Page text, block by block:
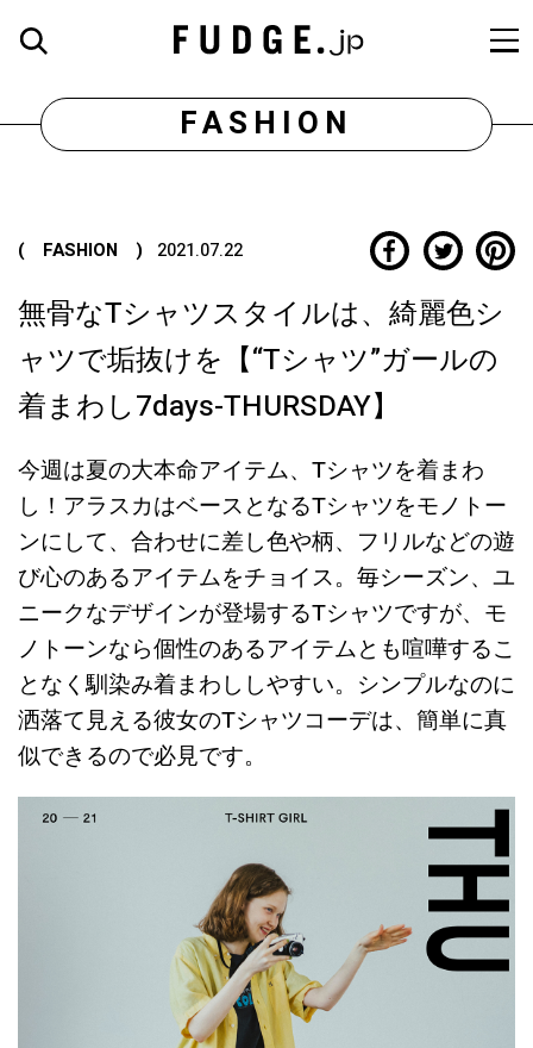
FASHION
( FASHION ) 2021.07.22
無骨なTシャツスタイルは、綺麗色シ
ャツで垢抜けを【“Tシャツ”ガールの
着まわし7days-THURSDAY】
今週は夏の大本命アイテム、Tシャツを着まわ
し！アラスカはベースとなるTシャツをモノトー
ンにして、合わせに差し色や柄、フリルなどの遊
び心のあるアイテムをチョイス。毎シーズン、ユ
ニークなデザインが登場するTシャツですが、モ
ノトーンなら個性のあるアイテムとも喧嘩するこ
となく馴染み着まわししやすい。シンプルなのに
洒落て見える彼女のTシャツコーデは、簡単に真
似できるので必見です。